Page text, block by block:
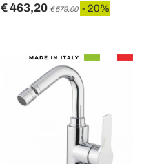
€ 463,20 € 579,00 - 20%